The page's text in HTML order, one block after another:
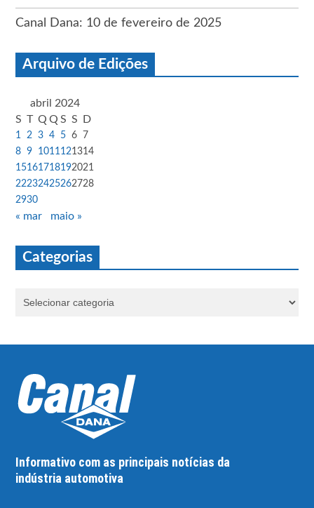
Canal Dana: 10 de fevereiro de 2025
Arquivo de Edições
abril 2024
S T Q Q S S D
1 2 3 4 5 6
7
8 9 1011 121314
15161718192021
22232425262728
2930
« mar maio »
Categorias
Informativo com as principais notícias da
indústria automotiva